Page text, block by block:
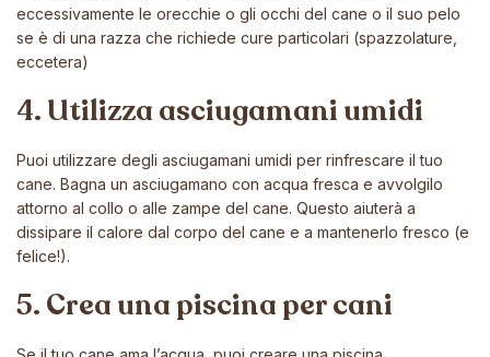
eccessivamente le orecchie o gli occhi del cane o il suo pelo
se è di una razza che richiede cure particolari (spazzolature,
eccetera)
4. Utilizza asciugamani umidi
Puoi utilizzare degli asciugamani umidi per rinfrescare il tuo
cane. Bagna un asciugamano con acqua fresca e avvolgilo
attorno al collo o alle zampe del cane. Questo aiuterà a
dissipare il calore dal corpo del cane e a mantenerlo fresco (e
felice!).
5. Crea una piscina per cani